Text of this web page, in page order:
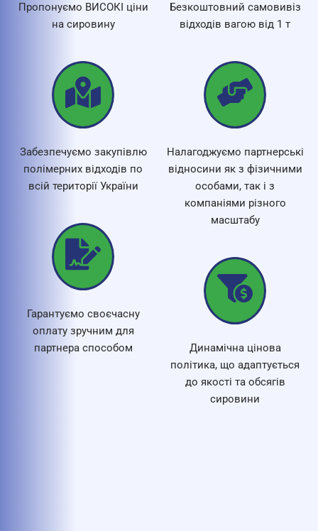
Пропонуємо ВИСОКІ ціни
на сировину
Забезпечуємо закупівлю
полімерних відходів по
всій території України
Гарантуємо своєчасну
оплату зручним для
партнера способом
Безкоштовний самовивіз
відходів вагою від 1 т
Налагоджуємо партнерські
відносини як з фізичними
особами, так і з
компаніями різного
масштабу
Динамічна цінова
політика, що адаптується
до якості та обсягів
сировини